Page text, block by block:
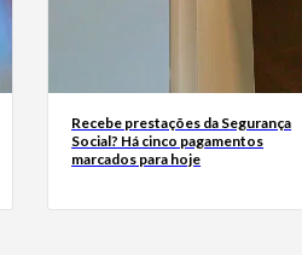
Recebe prestações da Segurança
Social? Há cinco pagamentos
marcados para hoje